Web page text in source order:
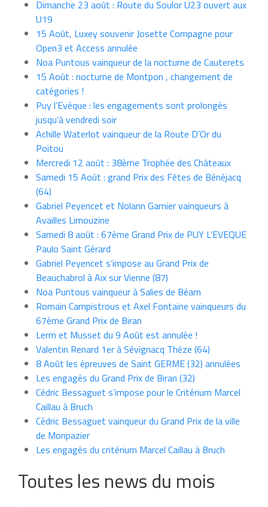
Dimanche 23 août : Route du Soulor U23 ouvert aux
U19
15 Août, Luxey souvenir Josette Compagne pour
Open3 et Access annulée
Noa Puntous vainqueur de la nocturne de Cauterets
15 Août : nocturne de Montpon , changement de
catégories !
Puy l’Evèque : les engagements sont prolongés
jusqu’à vendredi soir
Achille Waterlot vainqueur de la Route D’Or du
Poitou
Mercredi 12 août : 38ème Trophée des Châteaux
Samedi 15 Août : grand Prix des Fêtes de Bénéjacq
(64)
Gabriel Peyencet et Nolann Garnier vainqueurs à
Availles Limouzine
Samedi 8 août : 67ème Grand Prix de PUY L’EVEQUE
Paulo Saint Gérard
Gabriel Peyencet s’impose au Grand Prix de
Beauchabrol à Aix sur Vienne (87)
Noa Puntous vainqueur à Salies de Béarn
Romain Campistrous et Axel Fontaine vainqueurs du
67ème Grand Prix de Biran
Lerm et Musset du 9 Août est annulée !
Valentin Renard 1er à Sévignacq Théze (64)
8 Août les épreuves de Saint GERME (32) annulées
Les engagés du Grand Prix de Biran (32)
Cédric Bessaguet s’impose pour le Critérium Marcel
Caillau à Bruch
Cédric Bessaguet vainqueur du Grand Prix de la ville
de Monpazier
Les engagés du critérium Marcel Caillau à Bruch
Toutes les news du mois